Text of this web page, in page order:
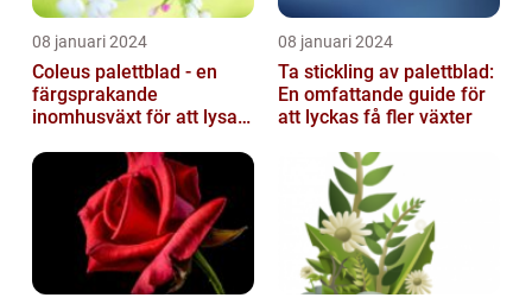
08 januari 2024
Coleus palettblad - en
färgsprakande
inomhusväxt för att lysa
08 januari 2024
Ta stickling av palettblad:
En omfattande guide för
att lyckas få fler växter